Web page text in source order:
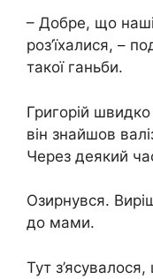
– Добре, що
роз’їхалися, –
такої ганьби.
Григорій
він знайшов
Через деякий
Озирнувся.
до мами.
Тут